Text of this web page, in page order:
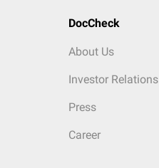
DocCheck
About Us
Investor Relations
Press
Career